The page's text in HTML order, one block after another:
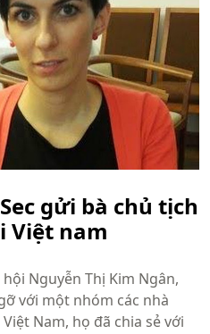
gửi bà chủ tịch
Việt nam
Nguyễn Thị Kim Ngân,
với một nhóm các nhà
Nam, họ đã chia sẻ với